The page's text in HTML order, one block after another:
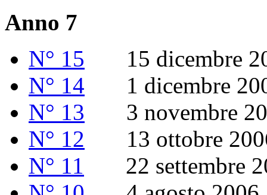
Anno 7
N° 15 15 dicembre
N° 14 1 dicembre
N° 13 3 novembre
N° 12 13 ottobre
N° 11 22 settembre